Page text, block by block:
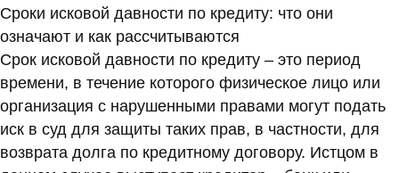
Сроки исковой давности по кредиту: что они
означают и как рассчитываются
Срок исковой давности по кредиту – это период
времени, в течение которого физическое лицо или
организация с нарушенными правами могут подать
иск в суд для защиты таких прав, в частности, для
возврата долга по кредитному договору. Истцом в